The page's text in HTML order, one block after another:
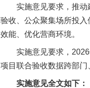
实施意见要求，推动建
验收、公众聚集场所投
效能、优化营商环境。
实施意见要求，2026年
项目联合验收数据跨部门
实施意见全文如下：